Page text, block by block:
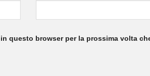
questo browser per la prossima volta